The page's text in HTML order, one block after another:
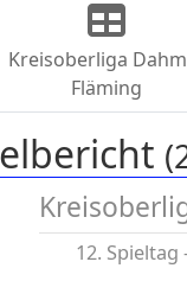
Kreisoberliga
Fläming
12. Spieltag